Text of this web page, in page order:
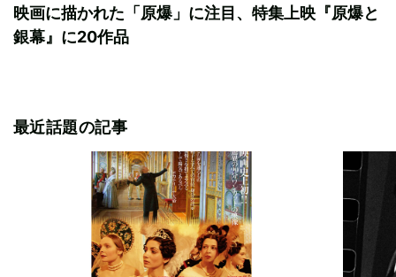
映画に描かれた「原爆」に注目、特集上映『原爆と
銀幕』に20作品
最近話題の記事